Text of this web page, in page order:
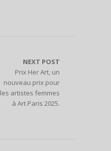
NEXT POST
Prix Her Art, un
nouveau prix pour
les artistes femmes
à Art Paris 2025.